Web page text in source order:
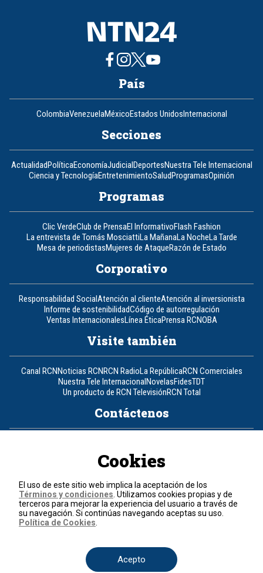
País
ColombiaVenezuelaMéxicoEstados UnidosInternacional
Secciones
ActualidadPolíticaEconomíaJudicialDeportesNuestra Tele Internacional
Ciencia y TecnologíaEntretenimientoSaludProgramasOpinión
Programas
Clic VerdeClub de PrensaEl InformativoFlash Fashion
La entrevista de Tomás MosciattiLa MañanaLa NocheLa Tarde
Mesa de periodistasMujeres de AtaqueRazón de Estado
Corporativo
Responsabilidad SocialAtención al clienteAtención al inversionista
Informe de sostenibilidadCódigo de autorregulación
Ventas InternacionalesLínea ÉticaPrensa RCNOBA
Visite también
Canal RCNNoticias RCNRCN RadioLa RepúblicaRCN Comerciales
Nuestra Tele InternacionalNovelasFidesTDT
Un producto de RCN TelevisiónRCN Total
Contáctenos
Política de cookies
Términos y condiciones
© 2026, RCN Medios.
Todos los derechos reservados.
Cookies
El uso de este sitio web implica la aceptación de los
Términos y condiciones . Utilizamos cookies propias y de
terceros para mejorar la experiencia del usuario a través de
su navegación. Si continúas navegando aceptas su uso.
Política de Cookies
Acepto